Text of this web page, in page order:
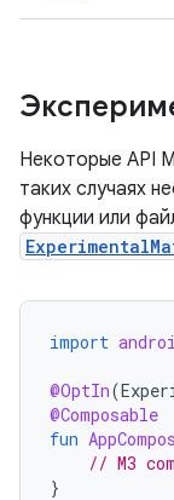
Некоторые API
таких случаях
функции или
import
@OptIn(
@Composable
fun
// M3
}